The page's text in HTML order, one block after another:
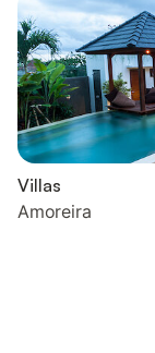
Villas
Amoreira